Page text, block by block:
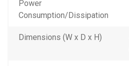
Power
Consumption/Dissipation
Dimensions (W x D x H)